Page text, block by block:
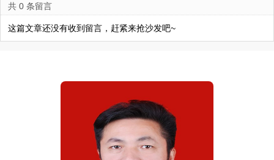
共 0 条留言
这篇文章还没有收到留言，赶紧来抢沙发吧~